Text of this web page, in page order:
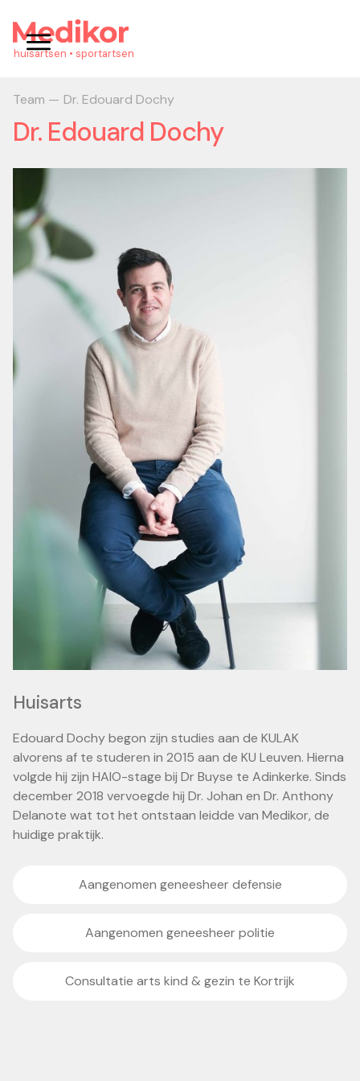
huisartsen • sportartsen
Team — Dr. Edouard Dochy
Dr. Edouard Dochy
Huisarts
Edouard Dochy begon zijn studies aan de KULAK
alvorens af te studeren in 2015 aan de KU Leuven. Hierna
volgde hij zijn HAIO-stage bij Dr Buyse te Adinkerke. Sinds
december 2018 vervoegde hij Dr. Johan en Dr. Anthony
Delanote wat tot het ontstaan leidde van Medikor, de
huidige praktijk.
Aangenomen geneesheer defensie
Aangenomen geneesheer politie
Consultatie arts kind & gezin te Kortrijk